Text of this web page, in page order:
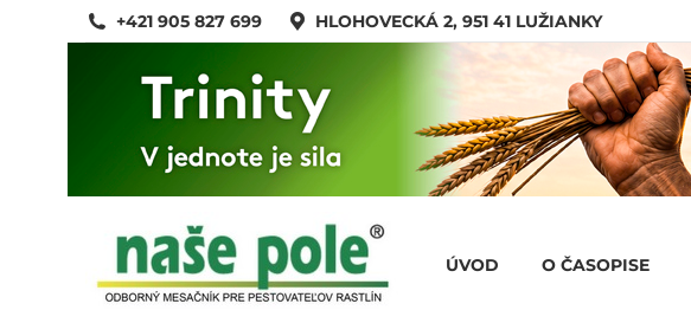
+421 905 827 699 HLOHOVECKÁ 2, 951 41 LUŽIANKY
ÚVOD O ČASOPISE
ÚVOD O ČASOPISE